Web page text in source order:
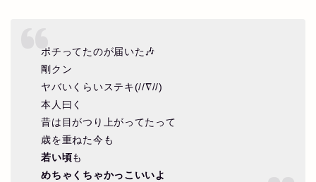
ポチってたのが届いた🎶
剛クン
ヤバいくらいステキ(//∇//)
本人曰く
昔は目がつり上がってたって
歳を重ねた今も
若い頃も
めちゃくちゃかっこいいよ